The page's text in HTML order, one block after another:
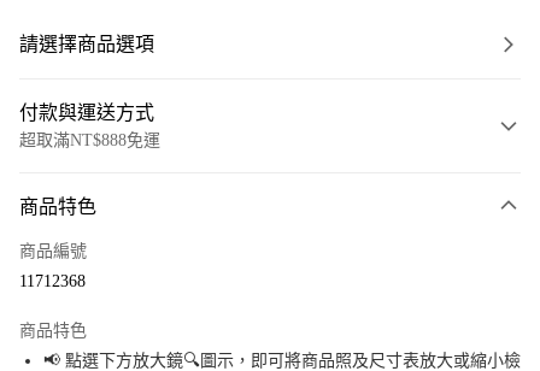
請選擇商品選項
付款與運送方式
超取滿NT$888免運
信用卡一次付款
Apple Pay
商品特色
商品編號
11712368
商品特色
📢 點選下方放大鏡🔍圖示，即可將商品照及尺寸表放大或縮小檢